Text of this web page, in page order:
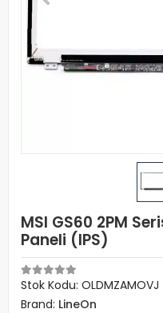
MSI GS60 2PM
Paneli (IPS)
Stok Kodu: OLDMZAMOVJ
Brand: LineOn